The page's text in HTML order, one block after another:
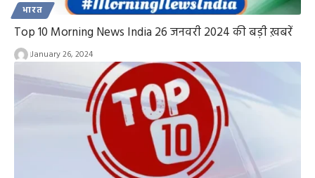
भारत
Top 10 Morning News India 26 जनवरी 2024 की बड़ी ख़बरें
January 26, 2024